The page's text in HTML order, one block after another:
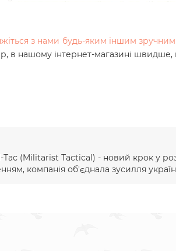
з нами будь-яким іншим
в нашому інтернет-магазині
(Militarist Тactical) - новий крок у
компанія об'єднала зусилля